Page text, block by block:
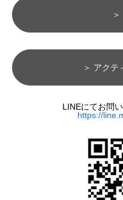
＞ アクテ
LINEにてお問
https://